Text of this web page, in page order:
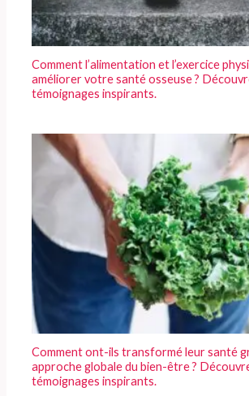
Comment l’alimentation et l’exercice
améliorer votre santé osseuse ?
témoignages inspirants.
Comment ont-ils transformé leur santé
approche globale du bien-être ?
témoignages inspirants.